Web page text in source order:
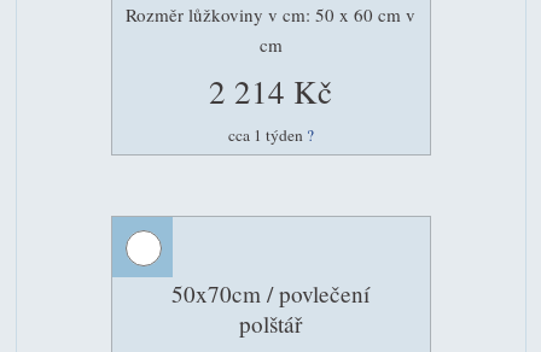
Rozměr lůžkoviny v cm: 50 x 60 cm v
cm
2 214 Kč
cca 1 týden ?
50x70cm / povlečení
polštář